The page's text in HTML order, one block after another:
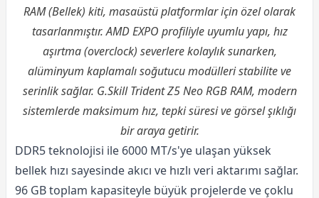
RAM (Bellek) kiti, masaüstü platformlar için özel olarak
tasarlanmıştır. AMD EXPO profiliyle uyumlu yapı, hız
aşırtma (overclock) severlere kolaylık sunarken,
alüminyum kaplamalı soğutucu modülleri stabilite ve
serinlik sağlar. G.Skill Trident Z5 Neo RGB RAM, modern
sistemlerde maksimum hız, tepki süresi ve görsel şıklığı
bir araya getirir.
DDR5 teknolojisi ile 6000 MT/s'ye ulaşan yüksek
bellek hızı sayesinde akıcı ve hızlı veri aktarımı sağlar.
96 GB toplam kapasiteyle büyük projelerde ve çoklu